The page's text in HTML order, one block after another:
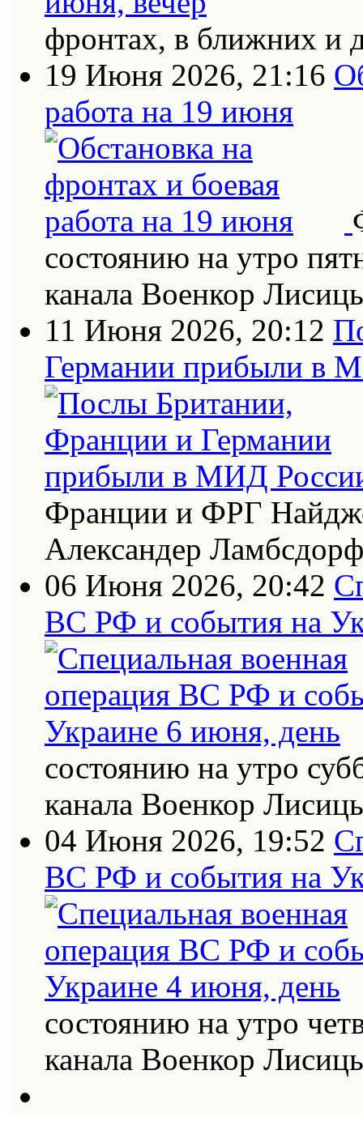
фронтах, в ближних и
19 Июня 2026, 21:16
работа на 19 июня
состоянию на утро
канала Военкор
11 Июня 2026, 20:12
Германии прибыли в
Франции и ФРГ
Александер
06 Июня 2026, 20:42
ВС РФ и события на
состоянию на утро
канала Военкор
04 Июня 2026, 19:52
ВС РФ и события на
состоянию на утро
канала Военкор